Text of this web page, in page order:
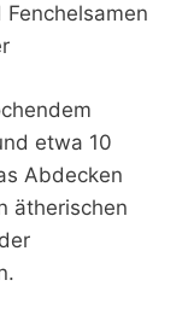
Fenchelsamen
etwa 10
Abdecken
ätherischen